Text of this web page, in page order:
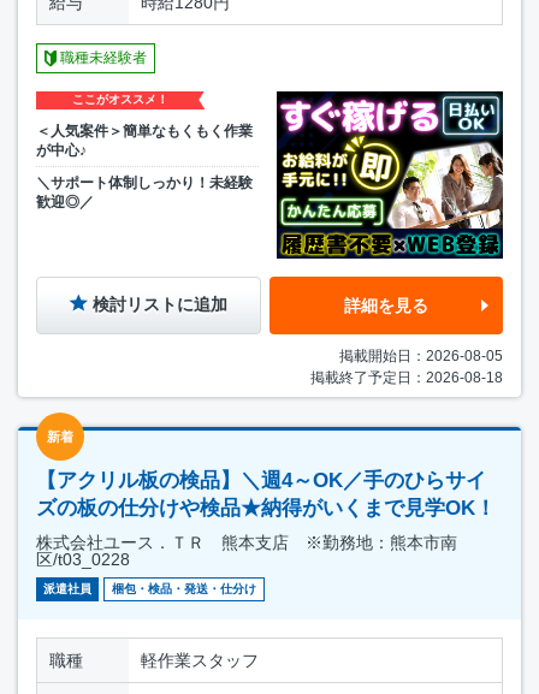
職種未経験者
ここがオススメ！
＜人気案件＞簡単なもくもく作業
が中心♪
＼サポート体制しっかり！未経験
歓迎◎／
検討リストに追加 詳細を見る
掲載開始日：2026-08-05
掲載終了予定日：2026-08-18
新着
【アクリル板の検品】＼週4～OK／手のひらサイ
ズの板の仕分けや検品★納得がいくまで見学OK！
株式会社ユース．ＴＲ 熊本支店 ※勤務地：熊本市南
区/t03_0228
派遣社員 梱包・検品・発送・仕分け
職種 軽作業スタッフ